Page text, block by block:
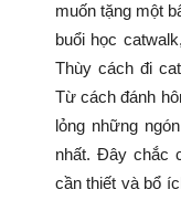
muốn tặng một
buổi học
Thùy cách đi
Từ cách đánh
lỏng những
nhất. Đây chắc
cần thiết và bổ